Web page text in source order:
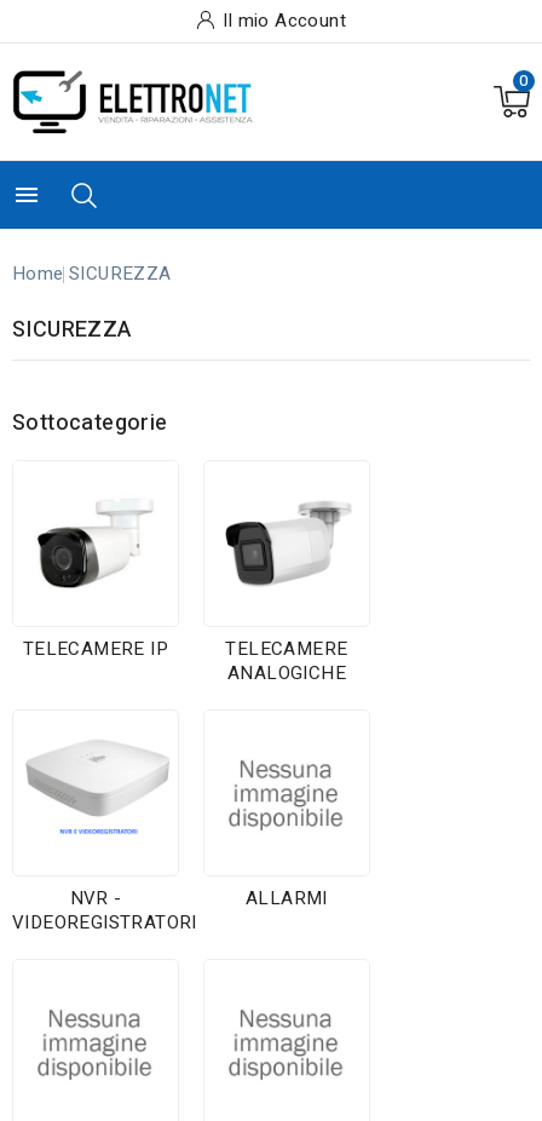
Il mio Account
0

Home SICUREZZA
SICUREZZA
Sottocategorie
TELECAMERE IP
TELECAMERE
ANALOGICHE
NVR -
VIDEOREGISTRATORI
ALLARMI